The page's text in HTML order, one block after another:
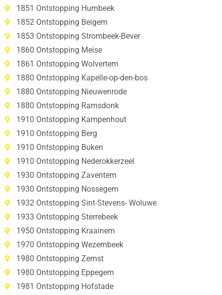
1851 Ontstopping Humbeek
1852 Ontstopping Beigem
1853 Ontstopping Strombeek-Bever
1860 Ontstopping Meise
1861 Ontstopping Wolvertem
1880 Ontstopping Kapelle-op-den-bos
1880 Ontstopping Nieuwenrode
1880 Ontstopping Ramsdonk
1910 Ontstopping Kampenhout
1910 Ontstopping Berg
1910 Ontstopping Buken
1910 Ontstopping Nederokkerzeel
1930 Ontstopping Zaventem
1930 Ontstopping Nossegem
1932 Ontstopping Sint-Stevens- Woluwe
1933 Ontstopping Sterrebeek
1950 Ontstopping Kraainem
1970 Ontstopping Wezembeek
1980 Ontstopping Zemst
1980 Ontstopping Eppegem
1981 Ontstopping Hofstade